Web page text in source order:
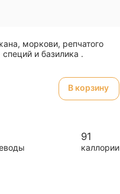
моркови, репчатого
и базилика .
В корзину
91
каллории